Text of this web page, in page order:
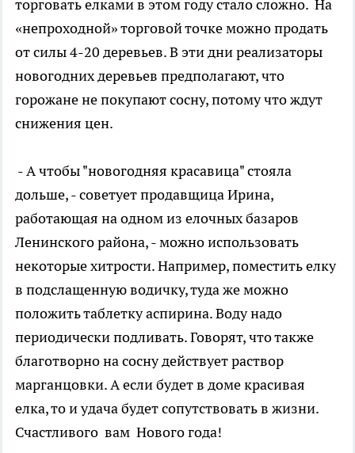
торговать елками в этом году стало сложно. На
«непроходной» торговой точке можно продать
от силы 4-20 деревьев. В эти дни реализаторы
новогодних деревьев предполагают, что
горожане не покупают сосну, потому что ждут
снижения цен.
- А чтобы "новогодняя красавица" стояла
дольше, - советует продавщица Ирина,
работающая на одном из елочных базаров
Ленинского района, - можно использовать
некоторые хитрости. Например, поместить елку
в подслащенную водичку, туда же можно
положить таблетку аспирина. Воду надо
периодически подливать. Говорят, что также
благотворно на сосну действует раствор
марганцовки. А если будет в доме красивая
елка, то и удача будет сопутствовать в жизни.
Счастливого вам Нового года!